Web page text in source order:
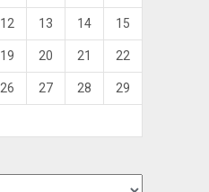
12 13 14 15
19 20 21 22
26 27 28 29